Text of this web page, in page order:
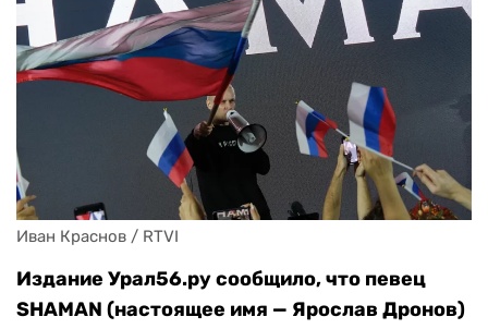
Иван Краснов / RTVI
Издание Урал56.ру сообщило, что певец
SHAMAN (настоящее имя — Ярослав Дронов)